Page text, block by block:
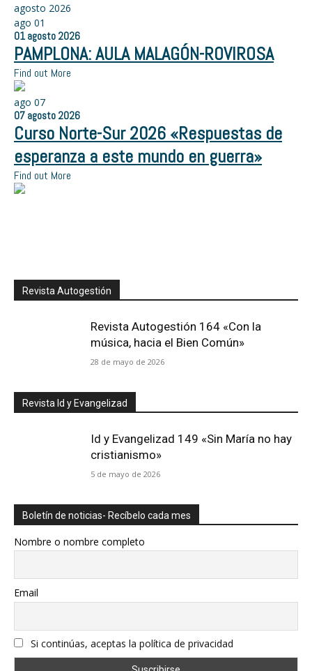
agosto 2026
ago 01
01 agosto 2026
PAMPLONA: AULA MALAGÓN-ROVIROSA
Find out More
ago 07
07 agosto 2026
Curso Norte-Sur 2026 «Respuestas de
esperanza a este mundo en guerra»
Find out More
Revista Autogestión
Revista Autogestión 164 «Con la
música, hacia el Bien Común»
28 de mayo de 2026
Revista Id y Evangelizad
Id y Evangelizad 149 «Sin María no hay
cristianismo»
5 de mayo de 2026
Boletín de noticias- Recíbelo cada mes
Nombre o nombre completo
Email
Si continúas, aceptas la política de privacidad